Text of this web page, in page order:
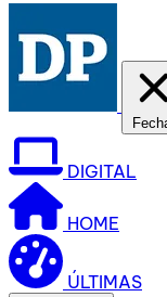
DIGITAL
HOME
ÚLTIMAS